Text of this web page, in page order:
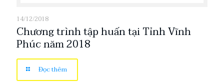
14/12/2018
Chương trình tập huấn tại Tỉnh Vĩnh
Phúc năm 2018
Đọc thêm